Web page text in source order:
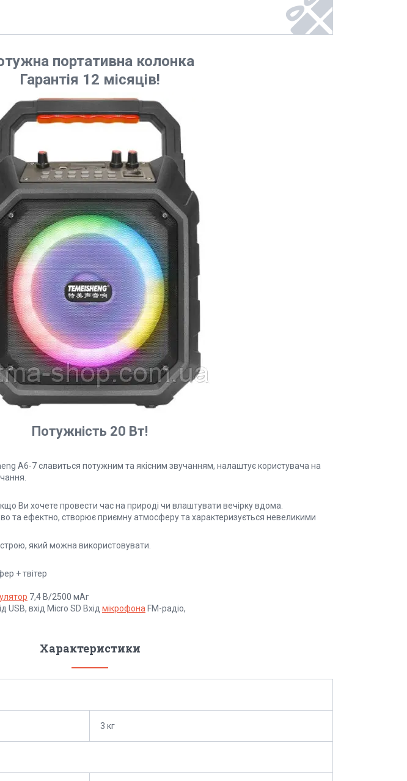
портативна колонка
Гарантія 12 місяців!
Потужність 20 Вт!
A6-7 славиться потужним та якісним звучанням, налаштує користувача на
Ви хочете провести час на природі чи влаштувати вечірку вдома.
та ефектно, створює приємну атмосферу та характеризується невеликими
який можна використовувати.
+ твітер
7,4 В/2500 мАг
USB, вхід Micro SD Вхід мікрофона FM-радіо,
Характеристики
3 кг